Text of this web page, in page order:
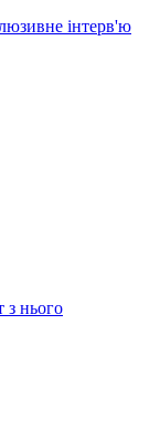
інтерв'ю
з нього